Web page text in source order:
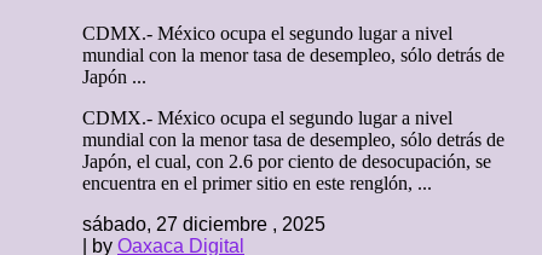
CDMX.- México ocupa el segundo lugar a nivel
mundial con la menor tasa de desempleo, sólo detrás de
Japón ...
CDMX.- México ocupa el segundo lugar a nivel
mundial con la menor tasa de desempleo, sólo detrás de
Japón, el cual, con 2.6 por ciento de desocupación, se
encuentra en el primer sitio en este renglón, ...
sábado, 27 diciembre , 2025
| by Oaxaca Digital